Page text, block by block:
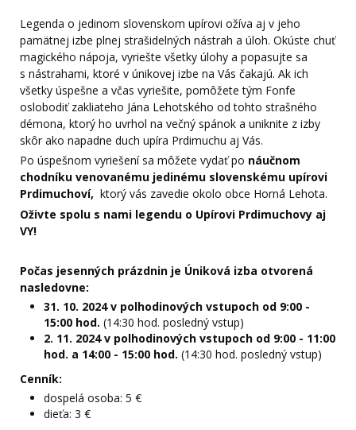
Legenda o jedinom slovenskom upírovi ožíva aj v jeho
pamätnej izbe plnej strašidelných nástrah a úloh. Okúste chuť
magického nápoja, vyriešte všetky úlohy a popasujte sa
s nástrahami, ktoré v únikovej izbe na Vás čakajú. Ak ich
všetky úspešne a včas vyriešite, pomôžete tým Fonfe
oslobodiť zakliateho Jána Lehotského od tohto strašného
démona, ktorý ho uvrhol na večný spánok a uniknite z izby
skôr ako napadne duch upíra Prdimuchu aj Vás.
Po úspešnom vyriešení sa môžete vydať po náučnom
chodníku venovanému jedinému slovenskému upírovi
Prdimuchoví, ktorý vás zavedie okolo obce Horná Lehota.
Oživte spolu s nami legendu o Upírovi Prdimuchovy aj
VY!
Počas jesenných prázdnin je Úniková izba otvorená
nasledovne:
31. 10. 2024 v polhodinových vstupoch od 9:00 -
15:00 hod. (14:30 hod. posledný vstup)
2. 11. 2024 v polhodinových vstupoch od 9:00 - 11:00
hod. a 14:00 - 15:00 hod. (14:30 hod. posledný vstup)
Cenník:
dospelá osoba: 5 €
dieťa: 3 €